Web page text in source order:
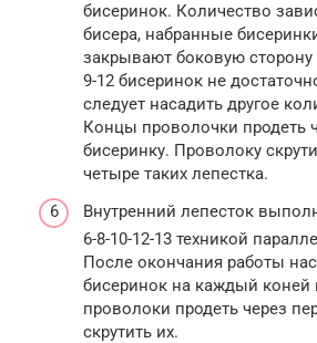
бисеринок. Количество
бисера, набранные
закрывают боковую
9-12 бисеринок не
следует насадить другое
Концы проволочки продеть
бисеринку. Проволоку
четыре таких лепестка.
Внутренний лепесток
6-8-10-12-13 техникой
После окончания работы
бисеринок на каждый
проволоки продеть через
скрутить их.